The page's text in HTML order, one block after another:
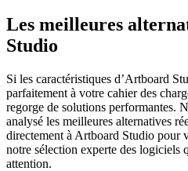
Les meilleures
Studio
Si les caractéristiques d’Artboard
parfaitement à votre cahier des
regorge de solutions performantes.
analysé les meilleures alternatives
directement à Artboard Studio pour
notre sélection experte des logiciels
attention.